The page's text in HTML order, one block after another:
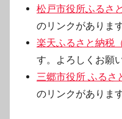
松戸市役所ふるさ
のリンクがあります
楽天ふるさと納税
す。よろしくお願
三郷市役所 ふるさ
のリンクがあります